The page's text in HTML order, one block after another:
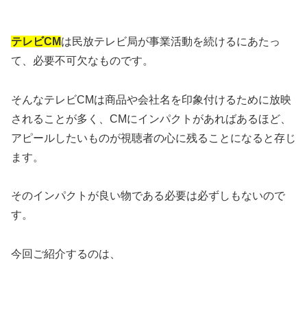
テレビCMは民放テレビ局が事業活動を続けるにあたっ
て、必要不可欠なものです。
そんなテレビCMは商品や会社名を印象付けるために放映
されることが多く、CMにインパクトがあればあるほど、
アピールしたいものが視聴者の心に残ることになると存じ
ます。
そのインパクトが良い物である必要は必ずしもないので
す。
今回ご紹介するのは、